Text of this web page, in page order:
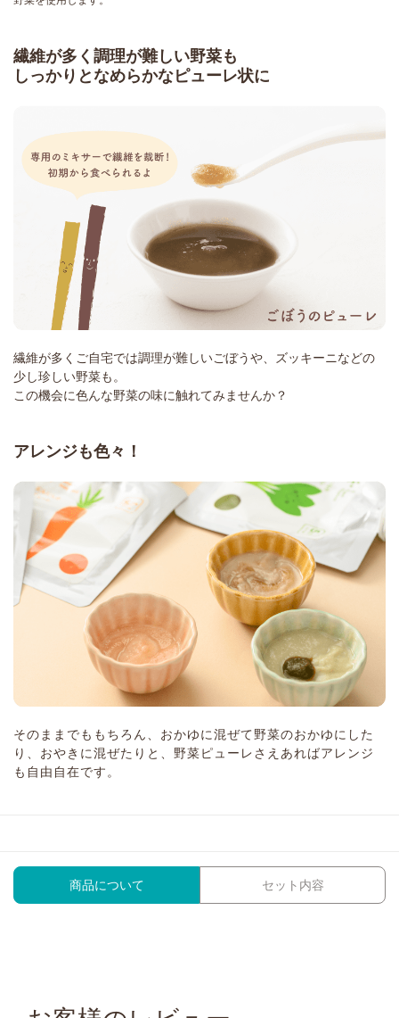
繊維が多く調理が難しい野菜も
しっかりとなめらかなピューレ状に
繊維が多くご自宅では調理が難しいごぼうや、ズッキーニなどの
少し珍しい野菜も。
この機会に色んな野菜の味に触れてみませんか？
アレンジも色々！
そのままでももちろん、おかゆに混ぜて野菜のおかゆにした
り、おやきに混ぜたりと、野菜ピューレさえあればアレンジ
も自由自在です。
商品について セット内容